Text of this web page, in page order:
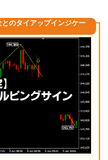
とのタイアップインジケー